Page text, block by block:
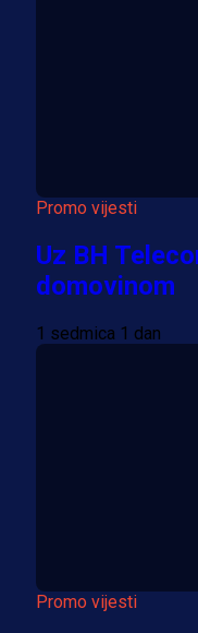
Promo vijesti
Uz BH
domovinom
1 sedmica 1 dan
Promo vijesti